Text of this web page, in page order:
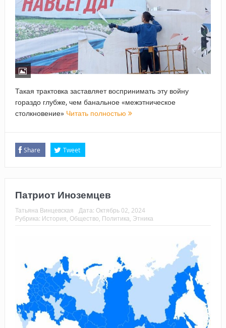
Такая трактовка заставляет воспринимать эту войну
гораздо глубже, чем банальное «межэтническое
столкновение» Читать полностью
Share Tweet
Патриот Иноземцев
Татьяна Винцевская Дата: Октябрь 02, 2024
Рубрика: История Общество Политика Этника